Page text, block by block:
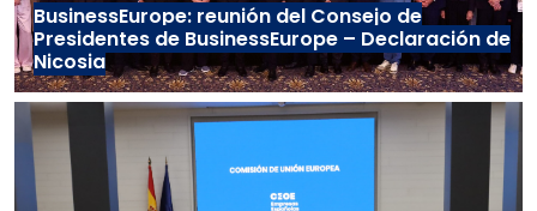
BusinessEurope: reunión del Consejo de
Presidentes de BusinessEurope – Declaración de
Nicosia